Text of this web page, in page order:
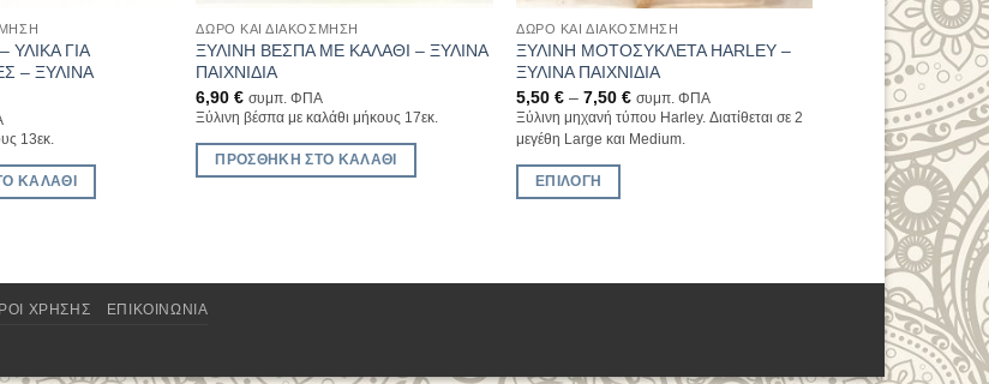
ΥΛΙΚΑ ΓΙΑ
– ΞΥΛΙΝΑ
13εκ.
ΚΑΛΆΘΙ
ΔΏΡΟ ΚΑΙ ΔΙΑΚΌΣΜΗΣΗ
ΞΥΛΙΝΗ ΒΕΣΠΑ ΜΕ ΚΑΛΑΘΙ – ΞΥΛΙΝΑ
ΠΑΙΧΝΙΔΙΑ
6,90€ συμπ. ΦΠΑ
Ξύλινη βέσπα με καλάθι μήκους 17εκ.
ΠΡΟΣΘΉΚΗ ΣΤΟ ΚΑΛΆΘΙ
ΔΏΡΟ ΚΑΙ ΔΙΑΚΌΣΜΗΣΗ
ΞΥΛΙΝΗ ΜΟΤΟΣΥΚΛΕΤΑ HARLEY –
ΞΥΛΙΝΑ ΠΑΙΧΝΙΔΙΑ
5,50€ –7,50€ συμπ. ΦΠΑ
Ξύλινη μηχανή τύπου Harley. Διατίθεται σε 2
μεγέθη Large και Medium.
ΕΠΙΛΟΓΉ
Οι
ΧΡΉΣΗΣ ΕΠΙΚΟΙΝΩΝΊΑ